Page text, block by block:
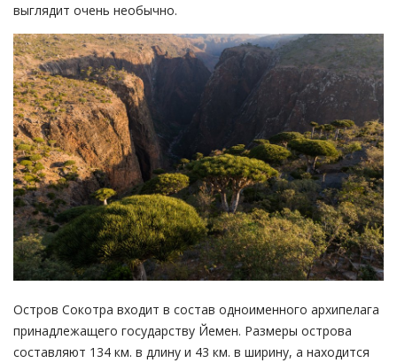
выглядит очень необычно.
Остров Сокотра входит в состав одноименного архипелага
принадлежащего государству Йемен. Размеры острова
составляют 134 км. в длину и 43 км. в ширину, а находится